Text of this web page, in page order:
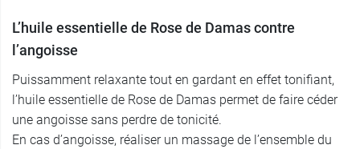
L’huile essentielle de Rose de Damas contre
l’angoisse
Puissamment relaxante tout en gardant en effet tonifiant,
l’huile essentielle de Rose de Damas permet de faire céder
une angoisse sans perdre de tonicité.
En cas d’angoisse, réaliser un massage de l’ensemble du